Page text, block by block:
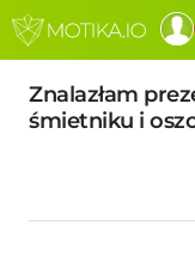
Znalazłam
śmietniku i